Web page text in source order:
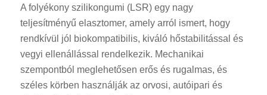
A folyékony szilikongumi (LSR) egy nagy
teljesítményű elasztomer, amely arról ismert, hogy
rendkívül jól biokompatibilis, kiváló hőstabilitással és
vegyi ellenállással rendelkezik. Mechanikai
szempontból meglehetősen erős és rugalmas, és
széles körben használják az orvosi, autóipari és